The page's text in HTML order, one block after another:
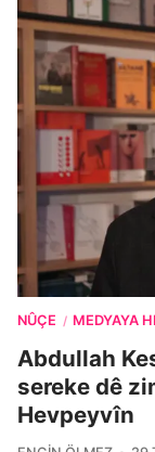
NÛÇE / MEDYAYA
Abdullah
sereke dê
Hevpeyvîn